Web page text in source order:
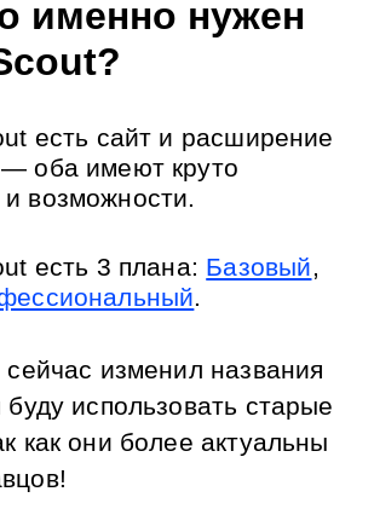
именно нужен
есть сайт и расширение
оба имеют круто
возможности.
есть 3 плана: Базовый
.
изменил названия
использовать старые
как они более актуальны